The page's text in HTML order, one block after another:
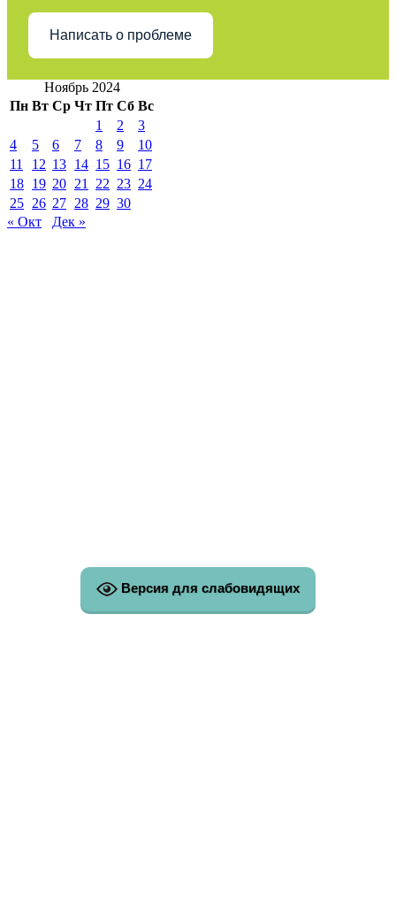
Написать о проблеме
Ноябрь 2024
Пн Вт Ср Чт Пт Сб Вс
1
2
3
4
5 6 7 8 9
10
11
12 13 14 15 16 17
18 19 20 21 22 23 24
25 26 27 28 29 30
« Окт
Дек »
Версия для слабовидящих